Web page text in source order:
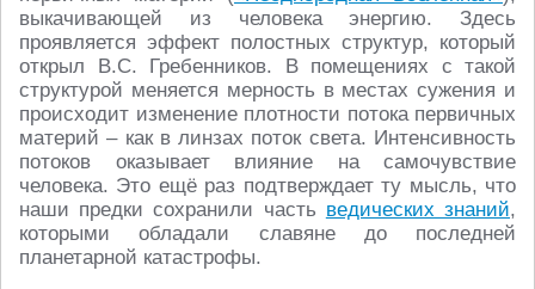
выкачивающей из человека энергию. Здесь
проявляется эффект полостных структур, который
открыл В.С. Гребенников. В помещениях с такой
структурой меняется мерность в местах сужения и
происходит изменение плотности потока первичных
материй – как в линзах поток света. Интенсивность
потоков оказывает влияние на самочувствие
человека. Это ещё раз подтверждает ту мысль, что
наши предки сохранили часть ведических знаний,
которыми обладали славяне до последней
планетарной катастрофы.